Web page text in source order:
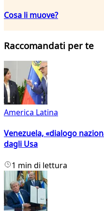
Cosa li muove?
Raccomandati per te
America Latina
Venezuela, «dialogo
dagli Usa
1 min di lettura